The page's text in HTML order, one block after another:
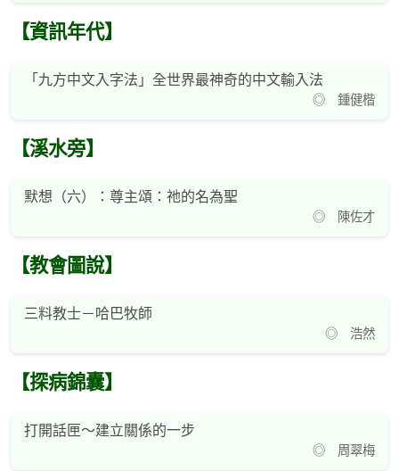
【資訊年代】
「九方中文入字法」全世界最神奇的中文輸入法
◎ 鍾健楷
【溪水旁】
默想（六）：尊主頌：祂的名為聖
◎ 陳佐才
【教會圖說】
三料教士－哈巴牧師
◎ 浩然
【探病錦囊】
打開話匣～建立關係的一步
◎ 周翠梅